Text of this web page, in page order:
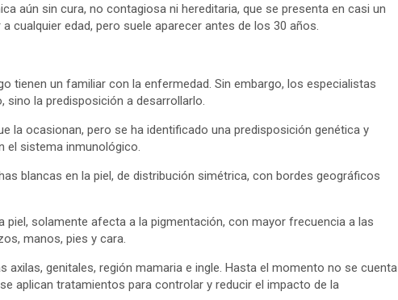
aún sin cura, no contagiosa ni hereditaria, que se presenta en casi un
cualquier edad, pero suele aparecer antes de los 30 años.
tienen un familiar con la enfermedad. Sin embargo, los especialistas
sino la predisposición a desarrollarlo.
la ocasionan, pero se ha identificado una predisposición genética y
el sistema inmunológico.
blancas en la piel, de distribución simétrica, con bordes geográficos
piel, solamente afecta a la pigmentación, con mayor frecuencia a las
manos, pies y cara.
axilas, genitales, región mamaria e ingle. Hasta el momento no se cuenta
aplican tratamientos para controlar y reducir el impacto de la